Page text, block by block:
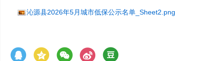
沁源县2026年5月城市低保公示名单_Sheet2.png